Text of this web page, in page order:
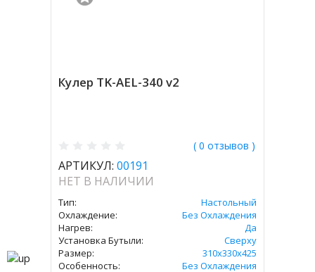
Кулер TK-AEL-340 v2
( 0 отзывов )
АРТИКУЛ: 00191
НЕТ В НАЛИЧИИ
Тип:
Настольный
Охлаждение:
Без Охлаждения
Нагрев:
Да
Установка Бутыли:
Сверху
Размер:
310х330х425
Особенность:
Без Охлаждения